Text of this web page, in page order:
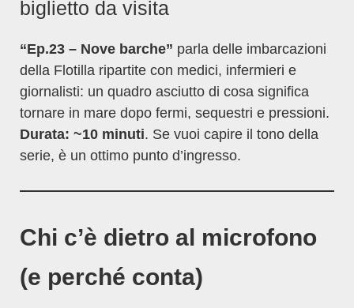
biglietto da visita
“Ep.23 – Nove barche” parla delle imbarcazioni
della Flotilla ripartite con medici, infermieri e
giornalisti: un quadro asciutto di cosa significa
tornare in mare dopo fermi, sequestri e pressioni.
Durata: ~10 minuti. Se vuoi capire il tono della
serie, è un ottimo punto d’ingresso.
Chi c’è dietro al microfono
(e perché conta)